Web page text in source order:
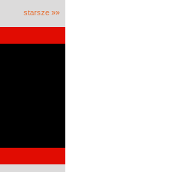
starsze »»